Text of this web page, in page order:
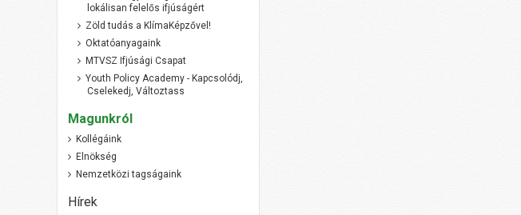
lokálisan felelős ifjúságért
Zöld tudás a KlímaKépzővel!
Oktatóanyagaink
MTVSZ Ifjúsági Csapat
Youth Policy Academy - Kapcsolódj,
Cselekedj, Változtass
Magunkról
Kollégáink
Elnökség
Nemzetközi tagságaink
Hírek